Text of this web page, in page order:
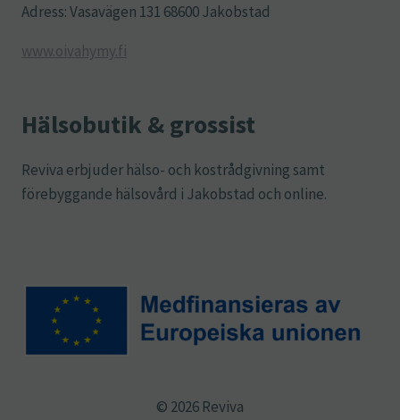
Adress: Vasavägen 131 68600 Jakobstad
www.oivahymy.fi
Hälsobutik & grossist
Reviva erbjuder hälso- och kostrådgivning samt
förebyggande hälsovård i Jakobstad och online.
© 2026 Reviva